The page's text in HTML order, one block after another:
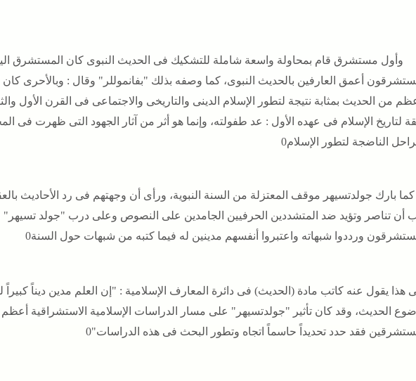
وأول مستشرق قام بمحاولة واسعة شاملة للتشكيك فى الحديث النبوى كان المستشرق
أعمق العارفين بالحديث النبوى، كما وصفه بذلك "بفانموللر" وقال : وبالأحرى
لتاريخ الإسلام فى عهده الأول : عد طفولته، وإنما هو أثر من آثار الجهود التى ظهرت فى
الناضجة لتطور الإسلام0
بارك جولدتسيهر موقف المعتزلة من السنة النبوية، ورأى أن وجهتهم فى رد الأحاديث
أن تناصر وتؤيد ضد المتشددين الحرفيين الجامدين على النصوص وعلى درب "جولد تسيهر"
ورددوا شبهاته واعتبروا أنفسهم مدينين له فيما كتبه من شبهات حول السنة0
هذا يقول عنه كاتب مادة (الحديث) فى دائرة المعارف الإسلامية : "إن العلم مدين ديناً
الحديث، وقد كان تأثير "جولدتسيهر" على مسار الدراسات الإسلامية الاستشراقية
فقد حدد تحديداً حاسماً اتجاه وتطور البحث فى هذه الدراسات"0